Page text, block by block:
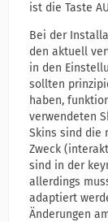
ist die Taste
Bei der
den aktuell
in den
sollten
haben,
verwendeten
Skins sind die
Zweck
sind in der
allerdings
adaptiert
Änderungen